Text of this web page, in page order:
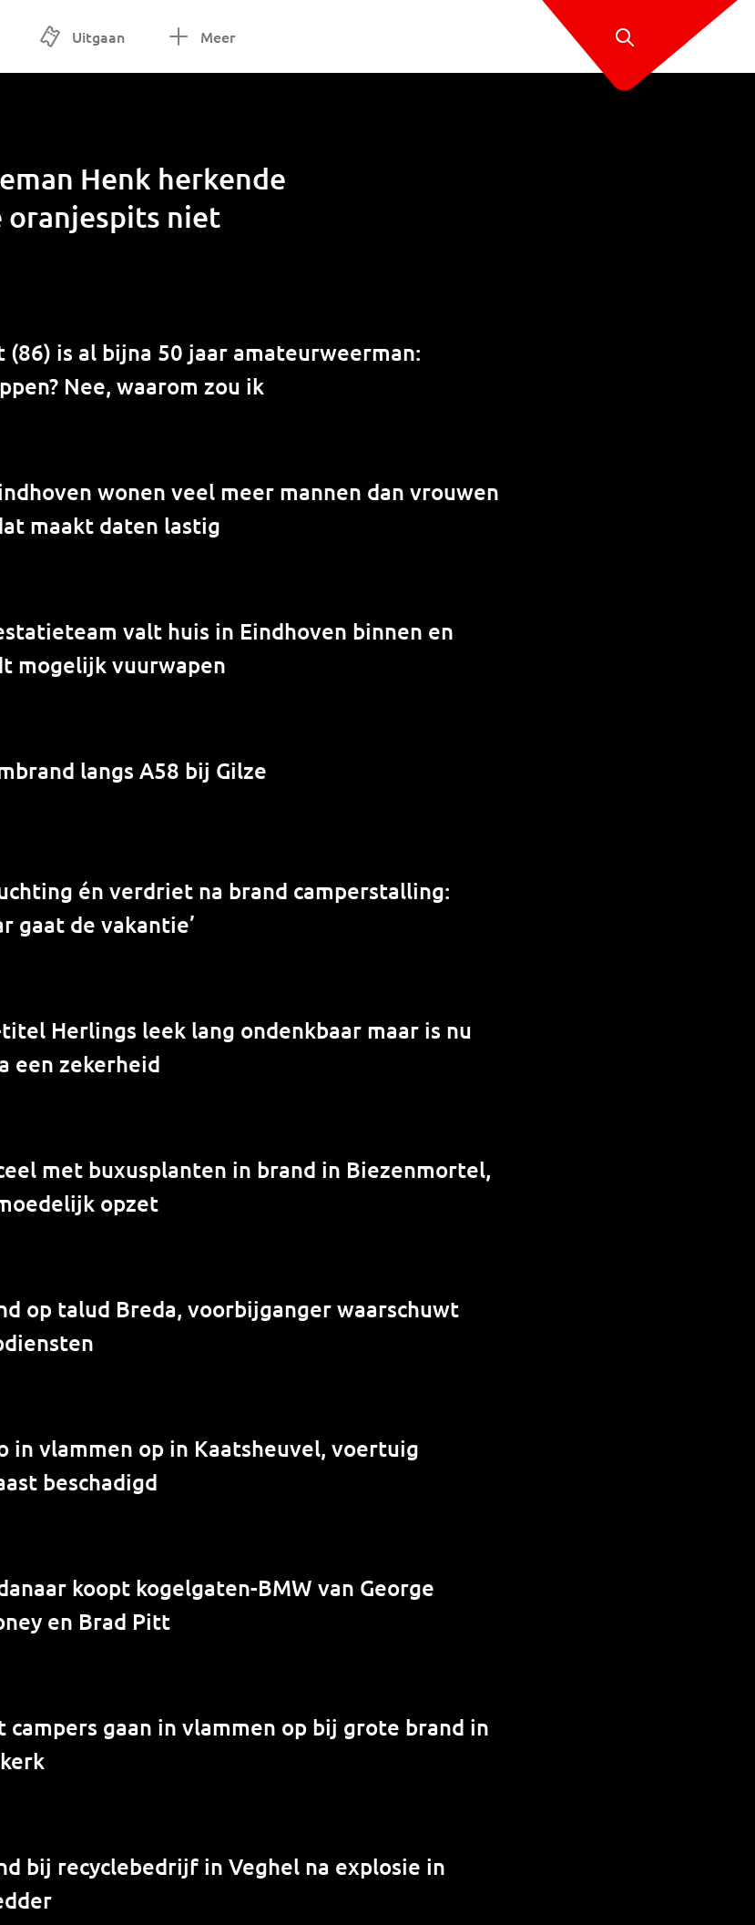
Uitgaan Meer
Henk herkende
niet
(86) is al bijna 50 jaar amateurweerman:
Nee, waarom zou ik
wonen veel meer mannen dan vrouwen
maakt daten lastig
valt huis in Eindhoven binnen en
mogelijk vuurwapen
langs A58 bij Gilze
én verdriet na brand camperstalling:
gaat de vakantie’
Herlings leek lang ondenkbaar maar is nu
een zekerheid
met buxusplanten in brand in Biezenmortel,
opzet
op talud Breda, voorbijganger waarschuwt
in vlammen op in Kaatsheuvel, voertuig
beschadigd
koopt kogelgaten-BMW van George
en Brad Pitt
campers gaan in vlammen op bij grote brand in
bij recyclebedrijf in Veghel na explosie in